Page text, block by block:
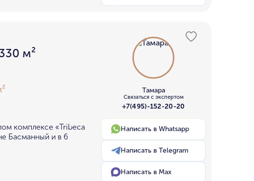
м²
комплексе «Tribeca
Басманный и в 6
Тамара
Связаться с экспертом
+7(495)-152-20-20
Написать в Whatsapp
Написать в Telegram
Написать в Max